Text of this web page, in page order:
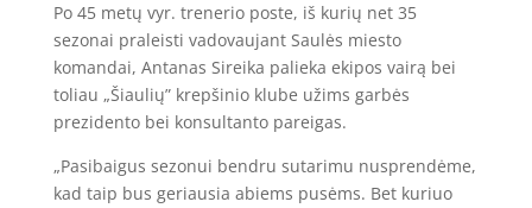
Po 45 metų vyr. trenerio poste, iš kurių net 35
sezonai praleisti vadovaujant Saulės miesto
komandai, Antanas Sireika palieka ekipos vairą bei
toliau „Šiaulių” krepšinio klube užims garbės
prezidento bei konsultanto pareigas.
„Pasibaigus sezonui bendru sutarimu nusprendėme,
kad taip bus geriausia abiems pusėms. Bet kuriuo